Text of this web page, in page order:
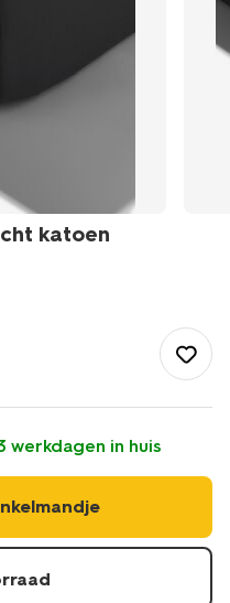
katoen
werkdagen in huis